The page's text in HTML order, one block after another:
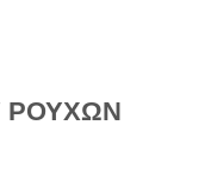
ΡΟΥΧΩΝ